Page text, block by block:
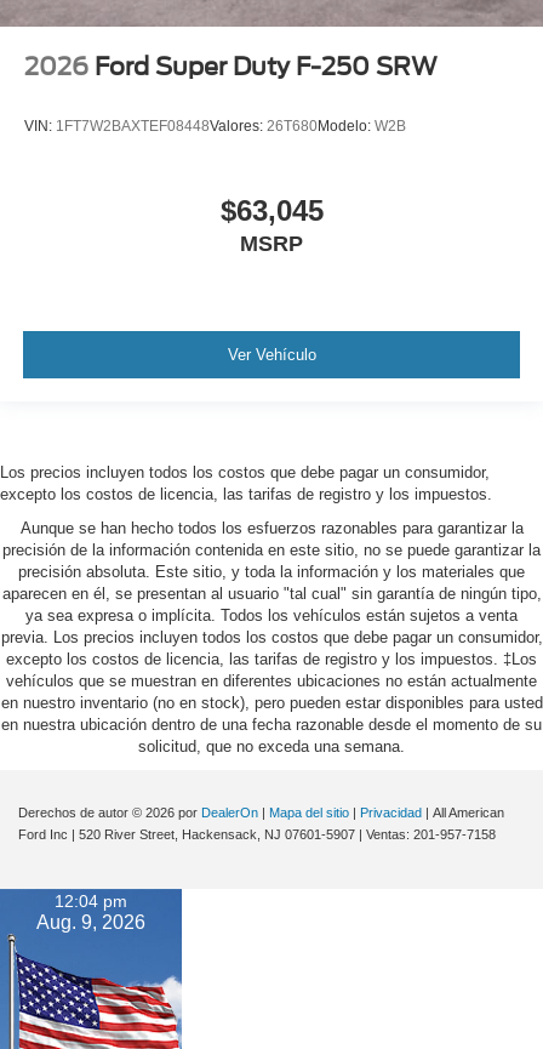
2026 Ford Super Duty F-250 SRW
VIN: 1FT7W2BAXTEF08448Valores: 26T680Modelo: W2B
$63,045
MSRP
Ver Vehículo
Los precios incluyen todos los costos que debe pagar un consumidor,
excepto los costos de licencia, las tarifas de registro y los impuestos.
Aunque se han hecho todos los esfuerzos razonables para garantizar la
precisión de la información contenida en este sitio, no se puede garantizar la
precisión absoluta. Este sitio, y toda la información y los materiales que
aparecen en él, se presentan al usuario "tal cual" sin garantía de ningún tipo,
ya sea expresa o implícita. Todos los vehículos están sujetos a venta
previa. Los precios incluyen todos los costos que debe pagar un consumidor,
excepto los costos de licencia, las tarifas de registro y los impuestos. ‡Los
vehículos que se muestran en diferentes ubicaciones no están actualmente
en nuestro inventario (no en stock), pero pueden estar disponibles para usted
en nuestra ubicación dentro de una fecha razonable desde el momento de su
solicitud, que no exceda una semana.
Derechos de autor © 2026 por DealerOn | Mapa del sitio | Privacidad | All American
Ford Inc | 520 River Street, Hackensack, NJ 07601-5907 | Ventas: 201-957-7158
12:04 pm
Aug. 9, 2026